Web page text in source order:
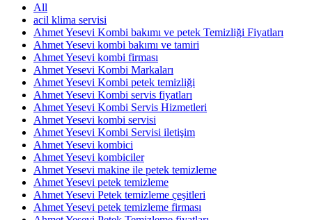
All
acil klima servisi
Ahmet Yesevi Kombi bakımı ve petek Temizliği Fiyatları
Ahmet Yesevi kombi bakımı ve tamiri
Ahmet Yesevi kombi firması
Ahmet Yesevi Kombi Markaları
Ahmet Yesevi Kombi petek temizliği
Ahmet Yesevi Kombi servis fiyatları
Ahmet Yesevi Kombi Servis Hizmetleri
Ahmet Yesevi kombi servisi
Ahmet Yesevi Kombi Servisi iletişim
Ahmet Yesevi kombici
Ahmet Yesevi kombiciler
Ahmet Yesevi makine ile petek temizleme
Ahmet Yesevi petek temizleme
Ahmet Yesevi Petek temizleme çeşitleri
Ahmet Yesevi petek temizleme firması